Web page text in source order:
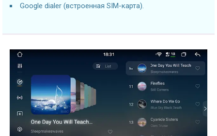
Google dialer (встроенная SIM-карта).